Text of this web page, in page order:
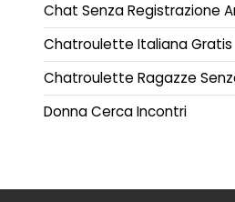
Chat Senza Registrazione
Chatroulette Italiana Gratis
Chatroulette Ragazze
Donna Cerca Incontri